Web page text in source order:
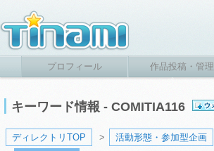
プロフィール 作品投稿・管理
キーワード情報 - COMITIA116
ディレクトリTOP > 活動形態・参加型企画